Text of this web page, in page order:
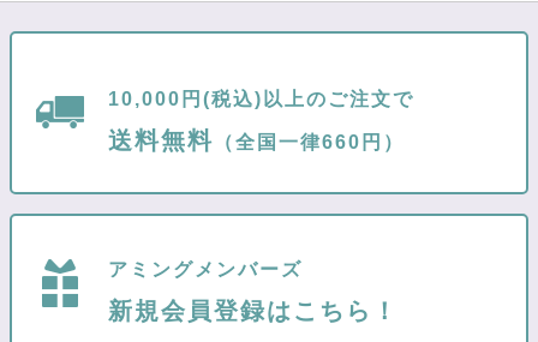
10,000円(税込)以上のご注文で
送料無料 （全国一律660円）
アミングメンバーズ
新規会員登録はこちら！